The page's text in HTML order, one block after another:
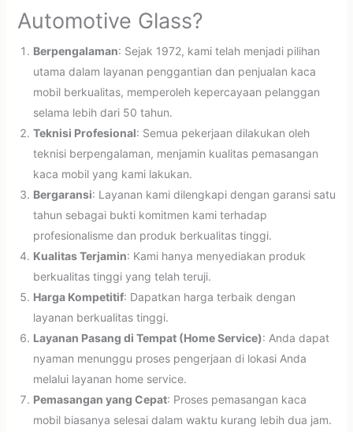
Automotive Glass?
Berpengalaman: Sejak 1972, kami telah menjadi pilihan
utama dalam layanan penggantian dan penjualan kaca
mobil berkualitas, memperoleh kepercayaan pelanggan
selama lebih dari 50 tahun.
Teknisi Profesional: Semua pekerjaan dilakukan oleh
teknisi berpengalaman, menjamin kualitas pemasangan
kaca mobil yang kami lakukan.
Bergaransi: Layanan kami dilengkapi dengan garansi satu
tahun sebagai bukti komitmen kami terhadap
profesionalisme dan produk berkualitas tinggi.
Kualitas Terjamin: Kami hanya menyediakan produk
berkualitas tinggi yang telah teruji.
Harga Kompetitif: Dapatkan harga terbaik dengan
layanan berkualitas tinggi.
Layanan Pasang di Tempat (Home Service): Anda dapat
nyaman menunggu proses pengerjaan di lokasi Anda
melalui layanan home service.
Pemasangan yang Cepat: Proses pemasangan kaca
mobil biasanya selesai dalam waktu kurang lebih dua jam.